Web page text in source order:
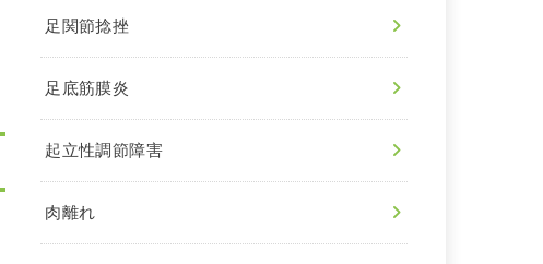
足関節捻挫
足底筋膜炎
起立性調節障害
肉離れ